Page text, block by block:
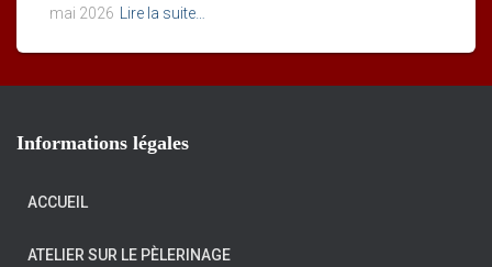
mai 2026 Lire la suite…
Informations légales
ACCUEIL
ATELIER SUR LE PÈLERINAGE